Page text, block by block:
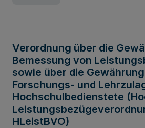
Verordnung über die
Bemessung von
sowie über die
Forschungs- und
Hochschulbedienstete
HLeistBVO)